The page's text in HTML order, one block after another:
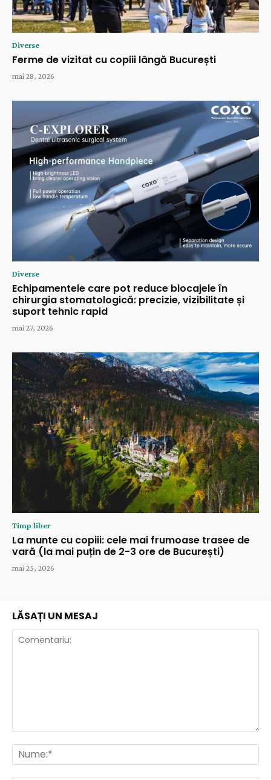
Diverse
Ferme de vizitat cu copiii lângă București
mai 28, 2026
Diverse
Echipamentele care pot reduce blocajele în
chirurgia stomatologică: precizie, vizibilitate și
suport tehnic rapid
mai 27, 2026
Timp liber
La munte cu copiii: cele mai frumoase trasee de
vară (la mai puțin de 2-3 ore de București)
mai 25, 2026
LĂSAȚI UN MESAJ